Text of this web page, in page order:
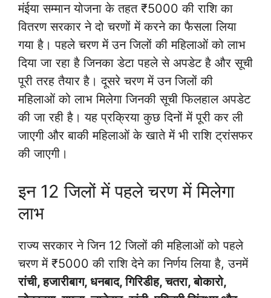
मंईया सम्मान योजना के तहत ₹5000 की राशि का
वितरण सरकार ने दो चरणों में करने का फैसला लिया
गया है। पहले चरण में उन जिलों की महिलाओं को लाभ
दिया जा रहा है जिनका डेटा पहले से अपडेट है और सूची
पूरी तरह तैयार है। दूसरे चरण में उन जिलों की
महिलाओं को लाभ मिलेगा जिनकी सूची फिलहाल अपडेट
की जा रही है। यह प्रक्रिया कुछ दिनों में पूरी कर ली
जाएगी और बाकी महिलाओं के खाते में भी राशि ट्रांसफर
की जाएगी।
इन 12 जिलों में पहले चरण में मिलेगा
लाभ
राज्य सरकार ने जिन 12 जिलों की महिलाओं को पहले
चरण में ₹5000 की राशि देने का निर्णय लिया है, उनमें
रांची, हजारीबाग, धनबाद, गिरिडीह, चतरा, बोकारो,